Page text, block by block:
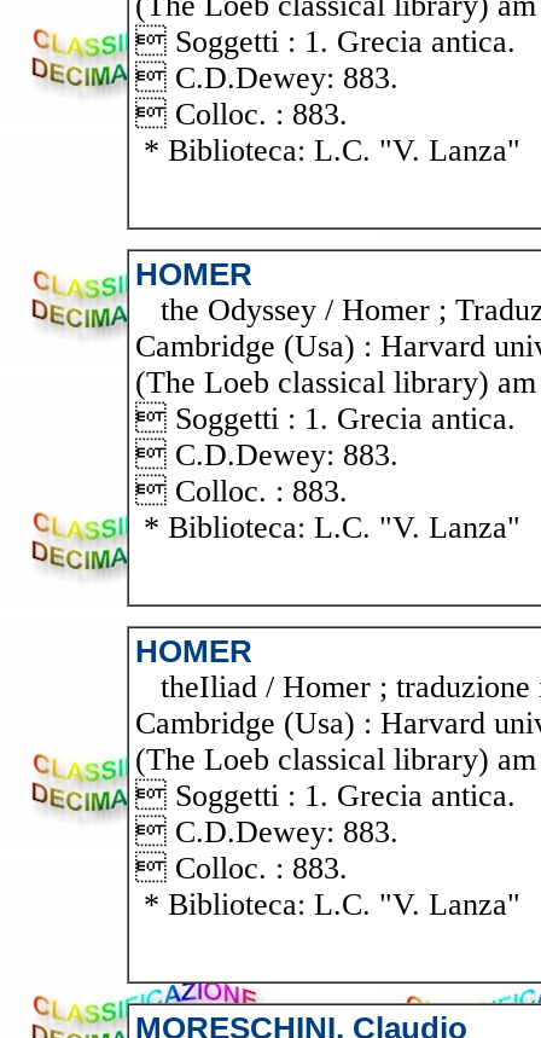
 Soggetti : 1. Grecia antica.
 C.D.Dewey: 883.
 Colloc. : 883.
* Biblioteca: L.C. "V. Lanza"
HOMER
the Odyssey / Homer ;
Cambridge (Usa) : Harvard
(The Loeb classical library)
 Soggetti : 1. Grecia antica.
 C.D.Dewey: 883.
 Colloc. : 883.
* Biblioteca: L.C. "V. Lanza"
HOMER
theIliad / Homer ;
Cambridge (Usa) : Harvard
(The Loeb classical library)
 Soggetti : 1. Grecia antica.
 C.D.Dewey: 883.
 Colloc. : 883.
* Biblioteca: L.C. "V. Lanza"
MORESCHINI, Claudio